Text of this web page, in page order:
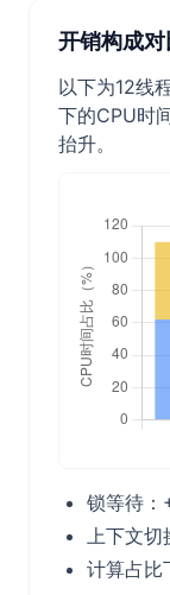
开销构成
以下为12线
下的CPU时
抬升。
锁等待：
上下文切
计算占比